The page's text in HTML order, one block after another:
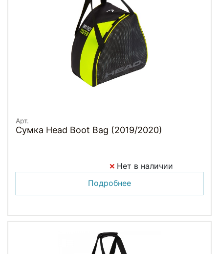
Арт.
Сумка Head Boot Bag (2019/2020)
Нет в наличии
Подробнее